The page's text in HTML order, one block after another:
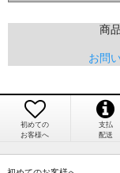
注文のキャン
お取り寄せ商品
注後のキャンセ
埼玉
「購入してか
商
お問
初めての
お客様へ
支払
配送